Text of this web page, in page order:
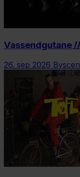
Vassendgutane
26. sep 2026